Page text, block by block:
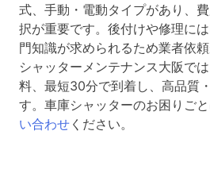
式、手動・電動タイプがあり、
択が重要です。後付けや修理に
門知識が求められるため業者依頼
シャッターメンテナンス大阪で
料、最短30分で到着し、高品質
す。車庫シャッターのお困りご
い合わせ ください。